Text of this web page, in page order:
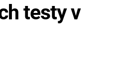
testy v